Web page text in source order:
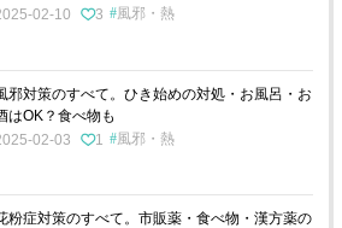
02-10
3 風邪・熱
邪対策のすべて。ひき始めの対処・お風呂・お
はOK？食べ物も
02-03
1 風邪・熱
粉症対策のすべて。市販薬・食べ物・漢方薬の